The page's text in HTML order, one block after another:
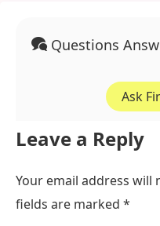
Questions
Ask
Leave a Reply
Your email address will
fields are marked *